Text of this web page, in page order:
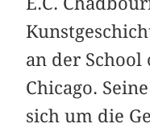
an der
Chicago.
sich um die